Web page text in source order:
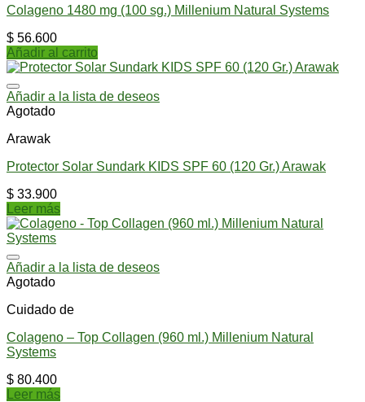
Colageno 1480 mg (100 sg.) Millenium Natural Systems
$ 56.600
Añadir al carrito
Añadir a la lista de deseos
Agotado
Arawak
Protector Solar Sundark KIDS SPF 60 (120 Gr.) Arawak
$ 33.900
Leer más
Añadir a la lista de deseos
Agotado
Cuidado de
Colageno – Top Collagen (960 ml.) Millenium Natural
Systems
$ 80.400
Leer más